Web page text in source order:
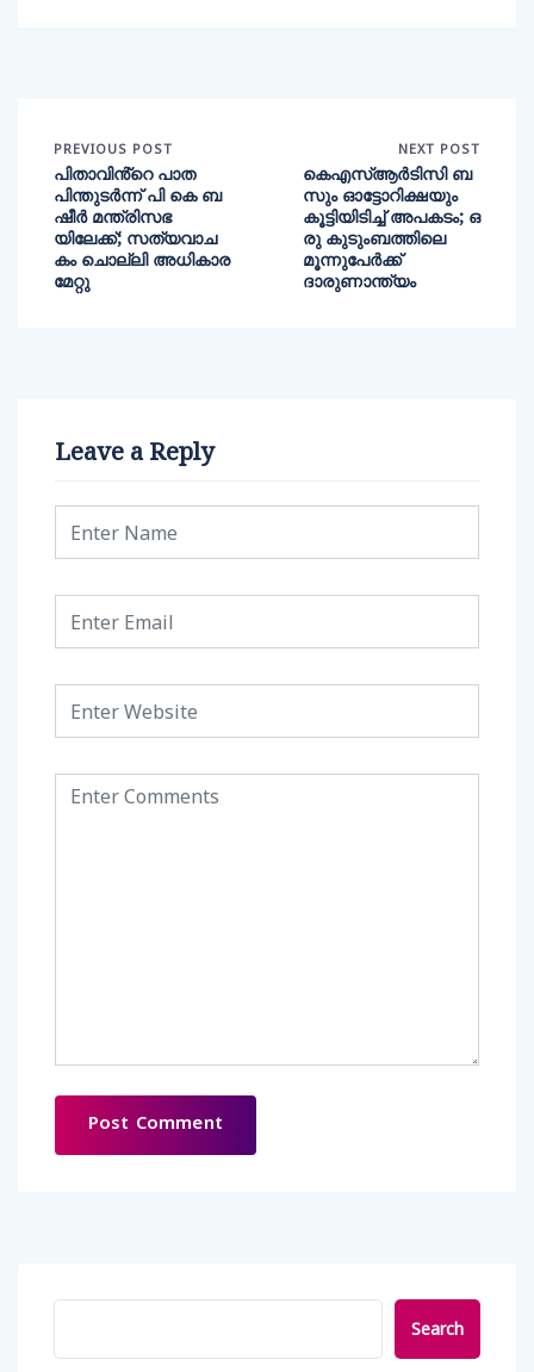
PREVIOUS POST
പിതാവിൻ്റെ പാത
പിന്തുടർന്ന് പി കെ ബ
ഷീർ മന്ത്രിസഭ
യിലേക്ക്; സത്യവാച
കം ചൊല്ലി അധികാര
മേറ്റു
NEXT POST
കെഎസ്ആര്‍ടിസി ബ
സും ഓട്ടോറിക്ഷയും
കൂട്ടിയിടിച്ച് അപകടം; ഒ
രു കുടുംബത്തിലെ
മൂന്നുപേര്‍ക്ക്
ദാരുണാന്ത്യം
Leave a Reply
Search